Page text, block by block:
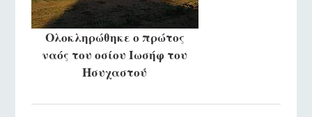
Ολοκληρώθηκε ο πρώτος
ναός του οσίου Ιωσήφ του
Ησυχαστού